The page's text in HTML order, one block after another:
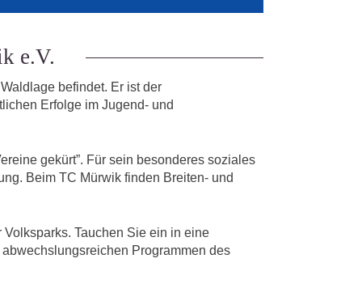
e.V.
befindet. Er ist der
Erfolge im Jugend- und
gekürt”. Für sein besonderes soziales
Beim TC Mürwik finden Breiten- und
Tauchen Sie ein in eine
Programmen des